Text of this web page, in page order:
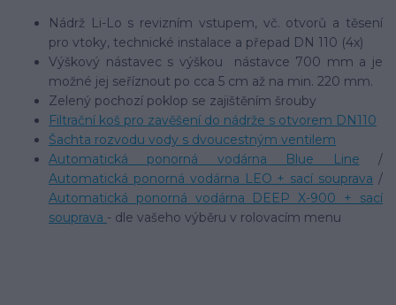
Nádrž Li-Lo s revizním vstupem, vč. otvorů a těsení
pro vtoky, technické instalace a přepad DN 110 (4x)
Výškový nástavec s výškou nástavce 700 mm a je
možné jej seříznout po cca 5 cm až na min. 220 mm.
Zelený pochozí poklop se zajištěním šrouby
Filtrační koš pro zavěšení do nádrže s otvorem DN110
Šachta rozvodu vody s dvoucestným ventilem
Automatická ponorná vodárna Blue Line /
Automatická ponorná vodárna LEO + sací souprava /
Automatická ponorná vodárna DEEP X-900 + sací
souprava - dle vašeho výběru v rolovacím menu